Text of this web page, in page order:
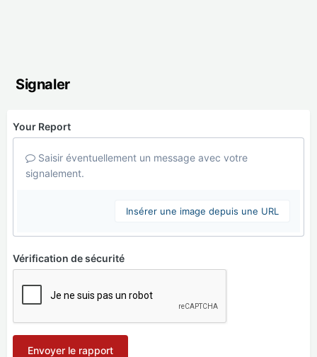
Signaler
Your Report
Saisir éventuellement un message avec votre
signalement.
Insérer une image depuis une URL
Vérification de sécurité
Envoyer le rapport